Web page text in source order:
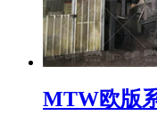
MTW欧版